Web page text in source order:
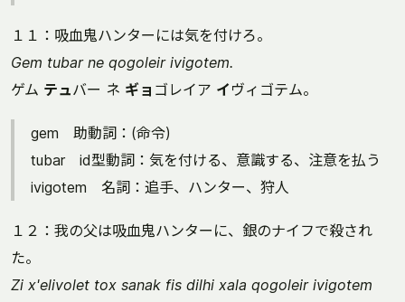
１１：吸血鬼ハンターには気を付けろ。
Gem tubar ne qogoleir ivigotem.
ゲム テュバー ネ ギョ ゴレイア イ ヴィゴテム。
gem 助動詞：(命令)
tubar id型動詞：気を付ける、意識する、注意を払う
ivigotem 名詞：追手、ハンター、狩人
１２：我の父は吸血鬼ハンターに、銀のナイフで殺され
た。
Zi x'elivolet tox sanak fis dilhi xala qogoleir ivigotem